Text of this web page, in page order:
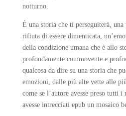
notturno.
È una storia che ti perseguiterà, una
rifiuta di essere dimenticata,
della condizione umana che è allo
profondamente commovente e
qualcosa da dire su una storia che
emozioni, dalle più alte vette alle
come se l’autore avesse preso
avesse intrecciati epub un mosaico